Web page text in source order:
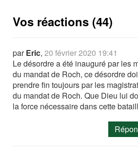
Vos réactions (44)
parEric,20 février 2020 19:41
Le désordre a été inauguré par les
du mandat de Roch, ce désordre
prendre fin toujours par les
du mandat de Roch. Que Dieu lui
la force nécessaire dans cette